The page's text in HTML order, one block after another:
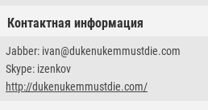
Контактная информация
Jabber: ivan@dukenukemmustdie.com
Skype: izenkov
http://dukenukemmustdie.com/